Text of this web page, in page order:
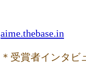
aime.thebase.in
＊受賞者インタビ